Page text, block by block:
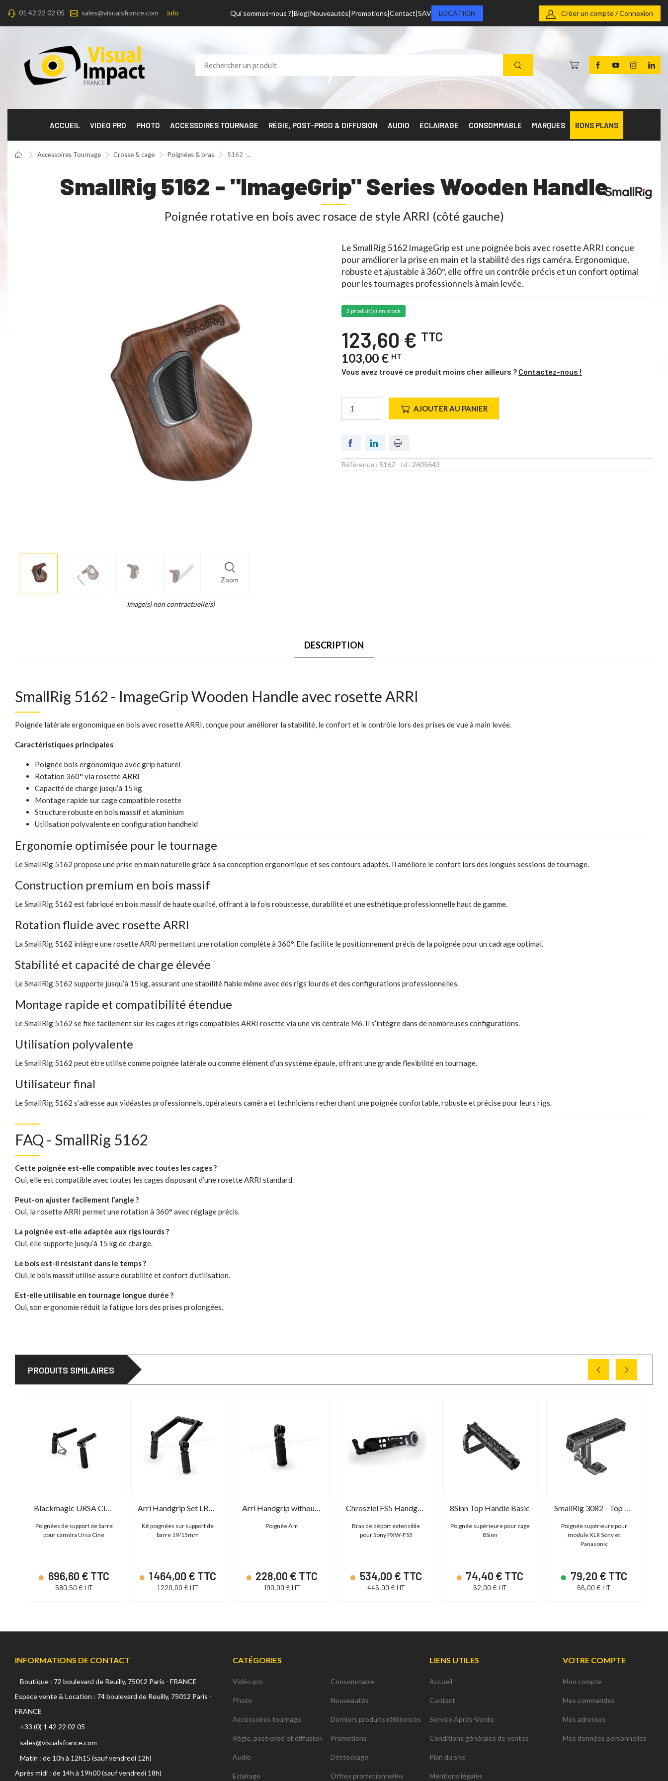
01 42 22 02 05 sales@visualsfrance.com info Qui sommes-nous ? Blog Nouveautés Promotions Contact SAV LOCATION Créer un compte / Connexion
ACCUEIL VIDÉO PRO PHOTO ACCESSOIRES TOURNAGE RÉGIE, POST-PROD & DIFFUSION AUDIO ÉCLAIRAGE CONSOMMABLE MARQUES BONS PLANS
Accessoires Tournage Crosse & cage Poignées & bras 5162 -...
SmallRig 5162 - "ImageGrip" Series Wooden Handle
Poignée rotative en bois avec rosace de style ARRI (côté gauche)
Zoom
More
info
Image(s) non contractuelle(s)
Le SmallRig 5162 ImageGrip est une poignée bois avec rosette ARRI conçue
pour améliorer la prise en main et la stabilité des rigs caméra. Ergonomique,
robuste et ajustable à 360°, elle offre un contrôle précis et un confort optimal
pour les tournages professionnels à main levée.
2 produit(s) en stock
123,60 € TTC
103,00 € HT
Vous avez trouvé ce produit moins cher ailleurs ? Contactez-nous !
AJOUTER AU PANIER
Référence : 5162 - Id : 2605643
DESCRIPTION
SmallRig 5162 - ImageGrip Wooden Handle avec rosette ARRI
Poignée latérale ergonomique en bois avec rosette ARRI, conçue pour améliorer la stabilité, le confort et le contrôle lors des prises de vue à main levée.
Caractéristiques principales
Poignée bois ergonomique avec grip naturel
Rotation 360° via rosette ARRI
Capacité de charge jusqu’à 15 kg
Montage rapide sur cage compatible rosette
Structure robuste en bois massif et aluminium
Utilisation polyvalente en configuration handheld
Ergonomie optimisée pour le tournage
Le SmallRig 5162 propose une prise en main naturelle grâce à sa conception ergonomique et ses contours adaptés. Il améliore le confort lors des longues sessions de tournage.
Construction premium en bois massif
Le SmallRig 5162 est fabriqué en bois massif de haute qualité, offrant à la fois robustesse, durabilité et une esthétique professionnelle haut de gamme.
Rotation fluide avec rosette ARRI
La SmallRig 5162 intègre une rosette ARRI permettant une rotation complète à 360°. Elle facilite le positionnement précis de la poignée pour un cadrage optimal.
Stabilité et capacité de charge élevée
Le SmallRig 5162 supporte jusqu’à 15 kg, assurant une stabilité fiable même avec des rigs lourds et des configurations professionnelles.
Montage rapide et compatibilité étendue
Le SmallRig 5162 se fixe facilement sur les cages et rigs compatibles ARRI rosette via une vis centrale M6. Il s’intègre dans de nombreuses configurations.
Utilisation polyvalente
Le SmallRig 5162 peut être utilisé comme poignée latérale ou comme élément d’un système épaule, offrant une grande flexibilité en tournage.
Utilisateur final
Le SmallRig 5162 s’adresse aux vidéastes professionnels, opérateurs caméra et techniciens recherchant une poignée confortable, robuste et précise pour leurs rigs.
FAQ - SmallRig 5162
Cette poignée est-elle compatible avec toutes les cages ?
Oui, elle est compatible avec toutes les cages disposant d’une rosette ARRI standard.
Peut-on ajuster facilement l’angle ?
Oui, la rosette ARRI permet une rotation à 360° avec réglage précis.
La poignée est-elle adaptée aux rigs lourds ?
Oui, elle supporte jusqu’à 15 kg de charge.
Le bois est-il résistant dans le temps ?
Oui, le bois massif utilisé assure durabilité et confort d’utilisation.
Est-elle utilisable en tournage longue durée ?
Oui, son ergonomie réduit la fatigue lors des prises prolongées.
PRODUITS SIMILAIRES
Blackmagic URSA Cine Grips
Poignées de support de barre
pour caméra Ursa Cine
696,60 € TTC
580,50 € HT
Arri Handgrip Set LBS-2
Kit poignées sur support de
barre 19/15mm
1 464,00 € TTC
1 220,00 € HT
Arri Handgrip without on/off switch
Poignée Arri
228,00 € TTC
190,00 € HT
Chrosziel FS5 Handgrip Extender with bayonet lock
Bras de déport extensible
pour Sony PXW-FS5
534,00 € TTC
445,00 € HT
8Sinn Top Handle Basic
Poignée supérieure pour cage
8Sinn
74,40 € TTC
62,00 € HT
SmallRig 3082 - Top Handle for Sony XLR-K1M / K2M / K3M and Panasonic DMW-XLR1 Adapter
Poignée supérieure pour
module XLR Sony et
Panasonic
79,20 € TTC
66,00 € HT
INFORMATIONS DE CONTACT
Boutique : 72 boulevard de Reuilly, 75012 Paris - FRANCE
Espace vente & Location : 74 boulevard de Reuilly, 75012 Paris -
FRANCE
+33 (0) 1 42 22 02 05
sales@visualsfrance.com
Matin : de 10h à 12h15 (sauf vendredi 12h)
Après midi : de 14h à 19h00 (sauf vendredi 18h)
CATÉGORIES
Vidéo pro
Photo
Accessoires tournage
Régie, post-prod et diffusion
Audio
Eclairage
Consommable
Nouveautés
Derniers produits référencés
Promotions
Déstockage
Offres promotionnelles
LIENS UTILES
Accueil
Contact
Service Après-Vente
Conditions générales de ventes
Plan du site
Mentions légales
VOTRE COMPTE
Mon compte
Mes commandes
Mes adresses
Mes données personnelles